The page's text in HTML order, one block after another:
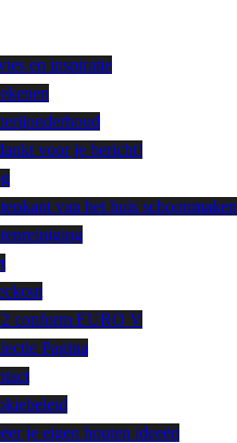
en inspiratie
voor je bericht!
van het huis schoonmaken
conform EURO V
Pagina
je eigen houten ideeën